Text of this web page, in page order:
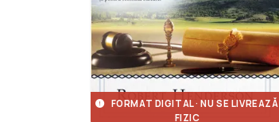
FORMAT DIGITAL · NU SE LIVREAZĂ
FIZIC